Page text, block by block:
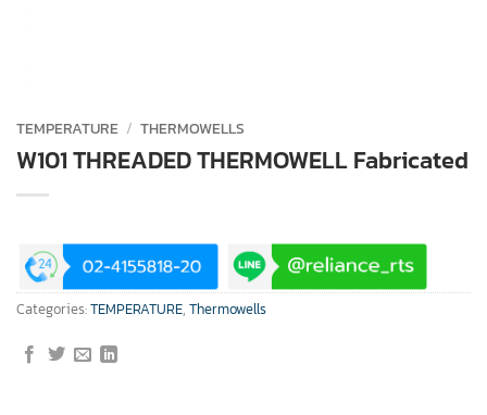
TEMPERATURE / THERMOWELLS
W101 THREADED THERMOWELL Fabricated
Categories:TEMPERATURE, Thermowells